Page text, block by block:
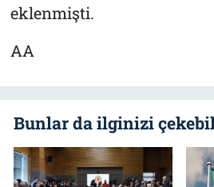
eklenmişti.
AA
Bunlar da ilginizi